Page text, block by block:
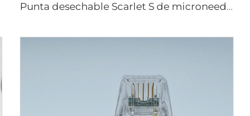
Punta desechable Scarlet S de microneedling rf con electrodos bi-polares 25pin